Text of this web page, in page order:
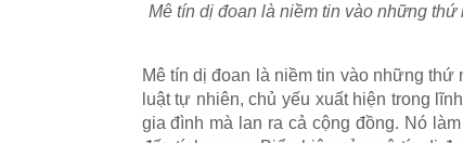
Mê tín dị đoan là niềm tin vào những
Mê tín dị đoan là niềm tin vào những
luật tự nhiên, chủ yếu xuất hiện trong
gia đình mà lan ra cả cộng đồng. Nó